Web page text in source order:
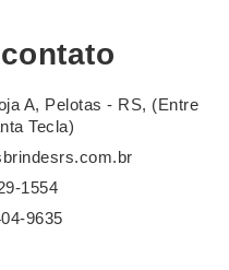
A, Pelotas - RS, (Entre
Tecla)
1554
9635